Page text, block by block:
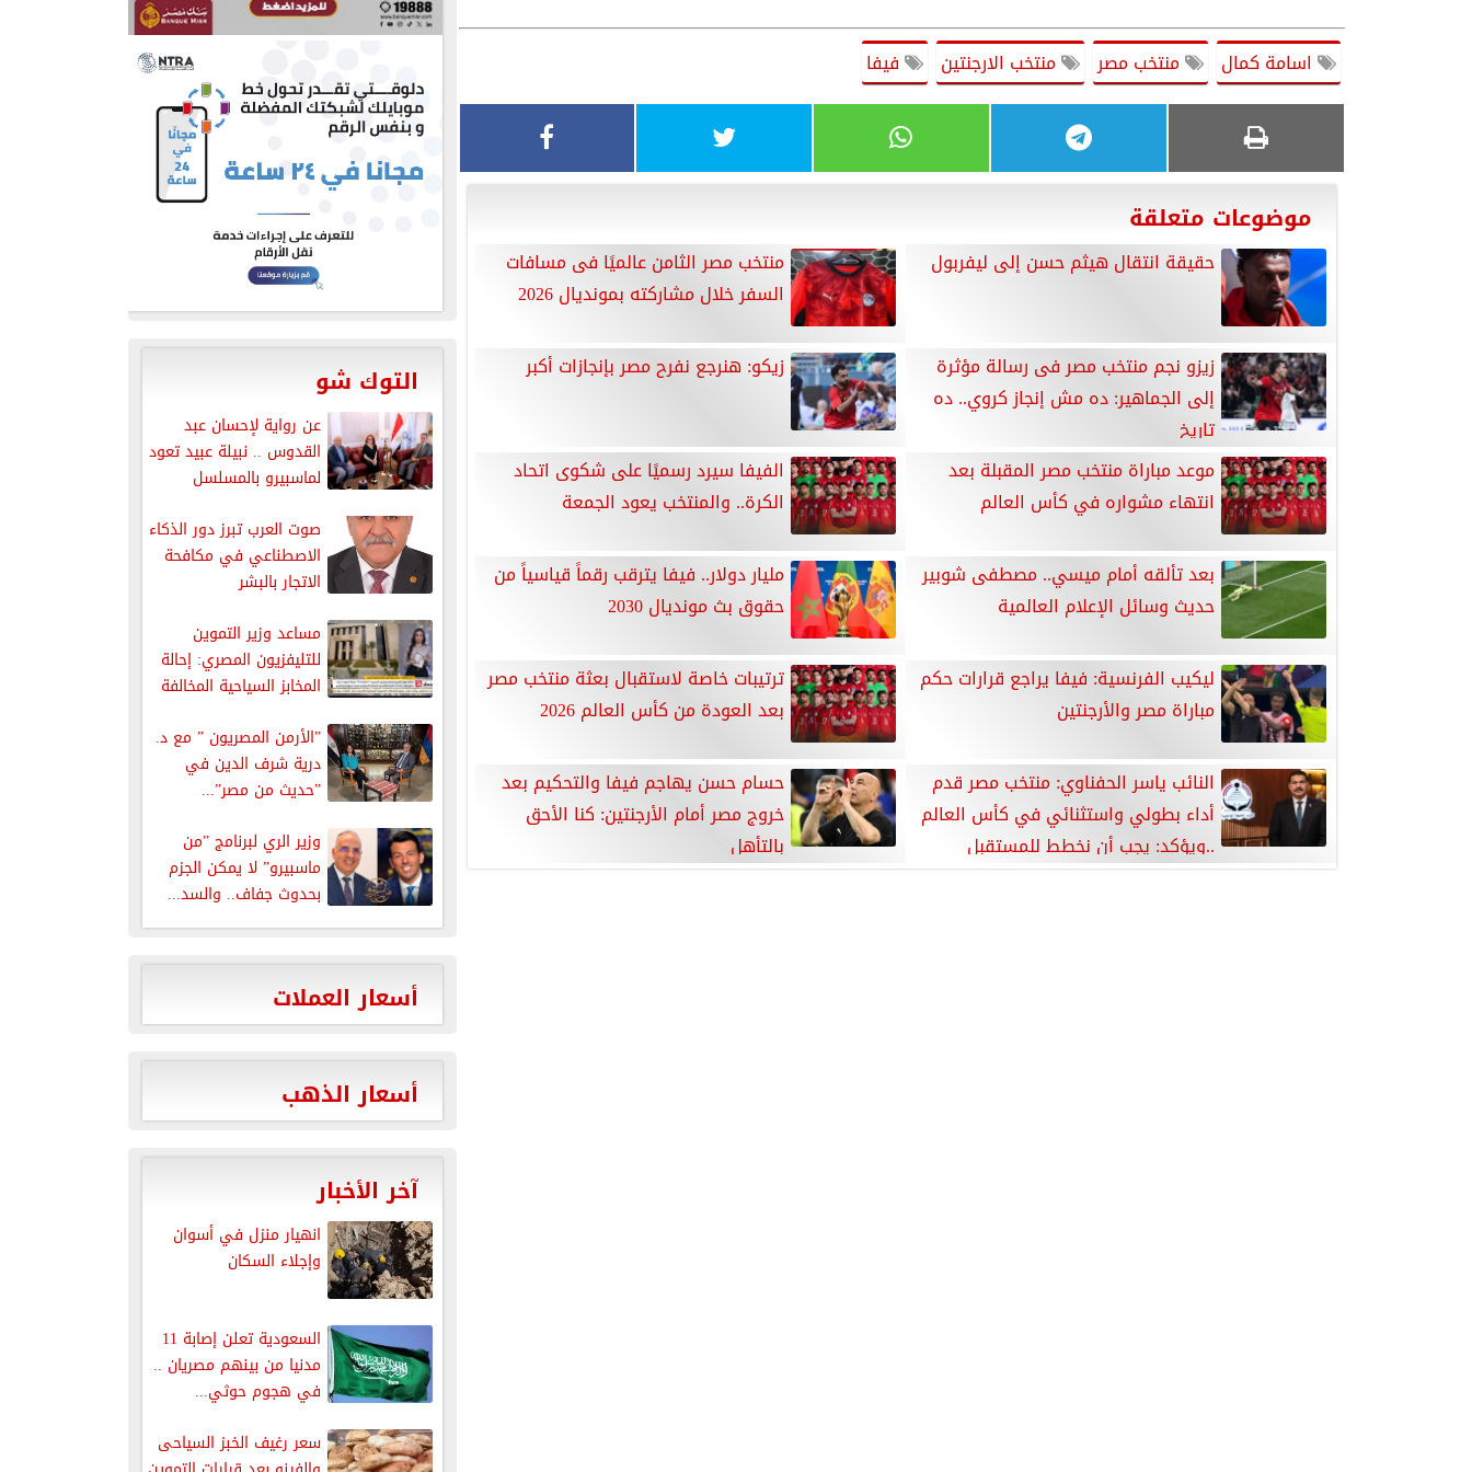
اسامة كمال منتخب مصر منتخب الارجنتين فيفا
موضوعات متعلقة
حقيقة انتقال هيثم حسن إلى ليفربول
منتخب مصر الثامن عالميًا فى مسافات
السفر خلال مشاركته بمونديال 2026
زيزو نجم منتخب مصر فى رسالة مؤثرة
إلى الجماهير: ده مش إنجاز كروي.. ده
تاريخ
زيكو: هنرجع نفرح مصر بإنجازات أكبر
موعد مباراة منتخب مصر المقبلة بعد
انتهاء مشواره في كأس العالم
الفيفا سيرد رسميًا على شكوى اتحاد
الكرة.. والمنتخب يعود الجمعة
بعد تألقه أمام ميسي.. مصطفى شوبير
حديث وسائل الإعلام العالمية
مليار دولار.. فيفا يترقب رقماً قياسياً من
حقوق بث مونديال 2030
ليكيب الفرنسية: فيفا يراجع قرارات حكم
مباراة مصر والأرجنتين
ترتيبات خاصة لاستقبال بعثة منتخب مصر
بعد العودة من كأس العالم 2026
النائب ياسر الحفناوي: منتخب مصر قدم
أداء بطولي واستثنائي في كأس العالم
..ويؤكد: يجب أن نخطط للمستقبل
ونصدق أننا نستطيع
حسام حسن يهاجم فيفا والتحكيم بعد
خروج مصر أمام الأرجنتين: كنا الأحق
بالتأهل
التوك شو
عن رواية لإحسان عبد
القدوس .. نبيلة عبيد تعود
لماسبيرو بالمسلسل
صوت العرب تبرز دور الذكاء
الاصطناعي في مكافحة
الاتجار بالبشر
مساعد وزير التموين
للتليفزيون المصري: إحالة
المخابز السياحية المخالفة
”الأرمن المصريون ” مع د.
درية شرف الدين في
”حديث من مصر”...
وزير الري لبرنامج ”من
ماسبيرو” لا يمكن الجزم
بحدوث جفاف.. والسد...
أسعار العملات
أسعار الذهب
آخر الأخبار
انهيار منزل في أسوان
وإجلاء السكان
السعودية تعلن إصابة 11
مدنيا من بينهم مصريان ..
في هجوم حوثي...
سعر رغيف الخبز السياحى